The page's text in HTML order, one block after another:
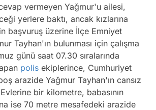
vermeyen Yağmur'u ailesi,
yerlere baktı, ancak kızlarına
başvuruş üzerine İlçe Emniyet
Tayhan'ın bulunması için çalışma
günü saat 07.30 sıralarında
polis ekiplerince, Cumhuriyet
arazide Yağmur Tayhan'ın cansız
bir kilometre, babasının
ise 70 metre mesafedeki arazide